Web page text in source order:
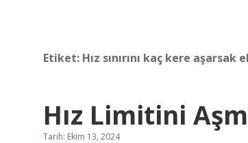
Etiket: Hız sınırını kaç kere aşarsak
Hız Limitini
Tarih: Ekim 13, 2024